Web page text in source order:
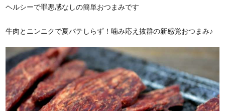
ヘルシーで罪悪感なしの簡単おつまみです
牛肉とニンニクで夏バテしらず！噛み応え抜群の新感覚おつまみ♪